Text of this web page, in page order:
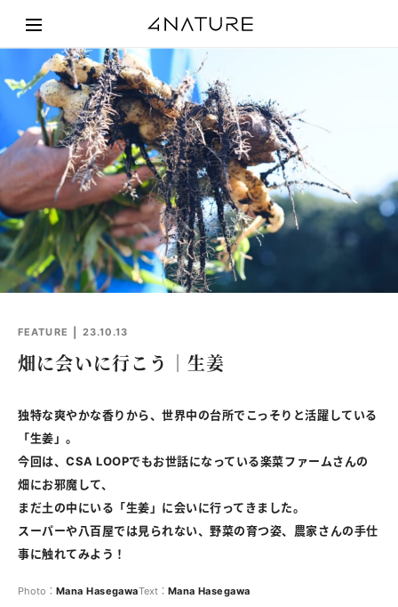
畑に会いに行こう｜生姜
FEATURE 23.10.13
独特な爽やかな香りから、世界中の台所でこっそりと活躍している
「生姜」。
今回は、CSA LOOPでもお世話になっている楽菜ファームさんの
畑にお邪魔して、
まだ土の中にいる「生姜」に会いに行ってきました。
スーパーや八百屋では見られない、野菜の育つ姿、農家さんの手仕
事に触れてみよう！
Photo： Mana HasegawaText： Mana Hasegawa